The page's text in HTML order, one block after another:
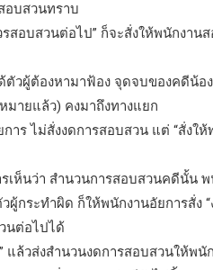
อบสวนทราบ
อบสวนต่อไป” ก็จะสั่งให้พนักงาน
ตัวผู้ต้องหามาฟ้อง จุดจบของคดีน้
มายแล้ว) คงมาถึงทางแยก
ร ไม่สั่งงดการสอบสวน แต่ “สั่งใ
เห็นว่า สำนวนการสอบสวนคดีนั้น
กระทำผิด ก็ให้พนักงานอัยการสั่ง
นต่อไปได้
ล้วส่งสำนวนงดการสอบสวนให้พ